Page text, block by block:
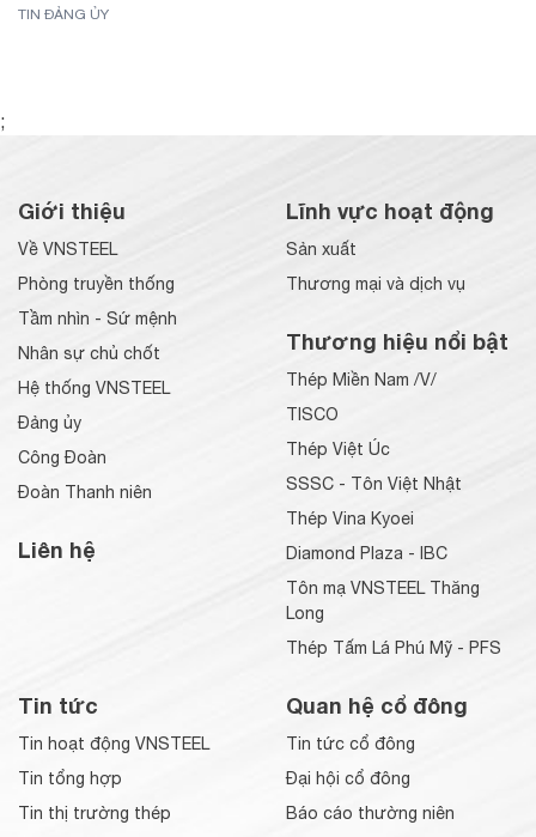
TIN ĐẢNG ỦY
;
Giới thiệu
Về VNSTEEL
Phòng truyền thống
Tầm nhìn - Sứ mệnh
Nhân sự chủ chốt
Hệ thống VNSTEEL
Đảng ủy
Công Đoàn
Đoàn Thanh niên
Liên hệ
Lĩnh vực hoạt động
Sản xuất
Thương mại và dịch vụ
Thương hiệu nổi bật
Thép Miền Nam /V/
TISCO
Thép Việt Úc
SSSC - Tôn Việt Nhật
Thép Vina Kyoei
Diamond Plaza - IBC
Tôn mạ VNSTEEL Thăng
Long
Thép Tấm Lá Phú Mỹ - PFS
Tin tức
Tin hoạt động VNSTEEL
Tin tổng hợp
Tin thị trường thép
Quan hệ cổ đông
Tin tức cổ đông
Đại hội cổ đông
Báo cáo thường niên